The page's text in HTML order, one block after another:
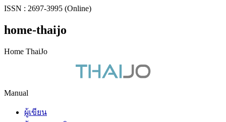
ISSN : 2697-3995 (Online)
home-thaijo
Home ThaiJo
Manual
ผู้เขียน